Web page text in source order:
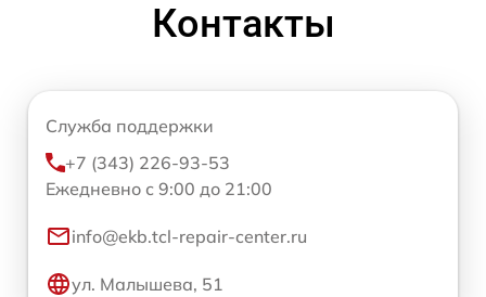
Контакты
Служба поддержки
+7 (343) 226-93-53
Ежедневно с 9:00 до 21:00
info@ekb.tcl-repair-center.ru
ул. Малышева, 51